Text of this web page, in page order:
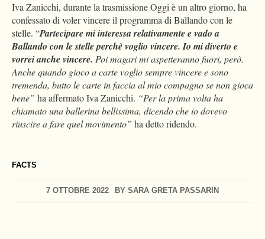
FACTS
7 OTTOBRE 2022 BY SARA GRETA PASSARIN
Iva Zanicchi, durante la trasmissione Oggi è un altro giorno, ha
confessato di voler vincere il programma di Ballando con le
stelle. “Partecipare mi interessa relativamente e vado a
Ballando con le stelle perchè voglio vincere. Io mi diverto e
vorrei anche vincere. Poi magari mi aspetteranno fuori, però.
Anche quando gioco a carte voglio sempre vincere e sono
tremenda, butto le carte in faccia al mio compagno se non gioca
bene” ha affermato Iva Zanicchi. “Per la prima volta ha
chiamato una ballerina bellissima, dicendo che io dovevo
riuscire a fare quel movimento” ha detto ridendo.